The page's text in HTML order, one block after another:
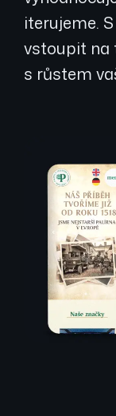
iterujeme.
vstoupit na
s růstem